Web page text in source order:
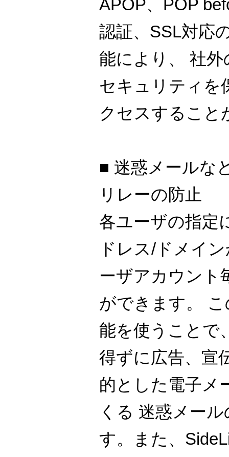
APOP、POP
認証、SSL対応
能により、 社
セキュリティを
クセスすること
■ 迷惑メールな
リレーの防止
各ユーザの指定
ドレス/ドメイ
ーザアカウント
ができます。
能を使うことで
得ずに広告、宣
的とした電子メ
くる 迷惑メー
す。また、